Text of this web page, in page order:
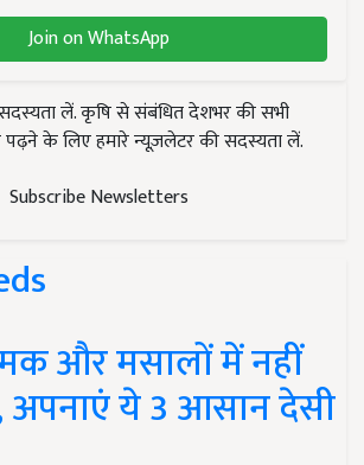
Join on WhatsApp
लें. कृषि से संबंधित देशभर की सभी
के लिए हमारे न्यूज़लेटर की सदस्यता लें.
Subscribe Newsletters
और मसालों में नहीं
अपनाएं ये 3 आसान देसी